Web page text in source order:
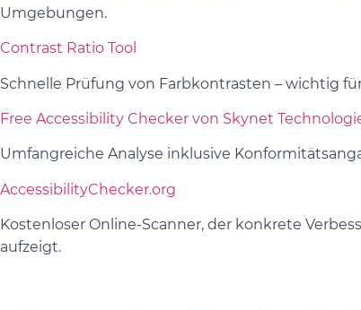
Umgebungen.
Contrast Ratio Tool
Schnelle Prüfung von Farbkontrasten – wichtig
Free Accessibility Checker von Skynet
Umfangreiche Analyse inklusive
AccessibilityChecker.org
Kostenloser Online-Scanner, der konkrete
aufzeigt.